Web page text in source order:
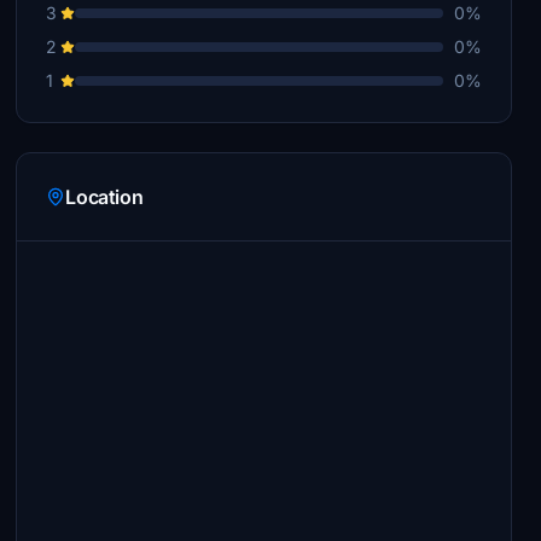
3
0%
2
0%
1
0%
Location